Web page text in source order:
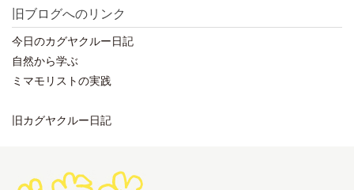
旧ブログへのリンク
今日のカグヤクルー日記
自然から学ぶ
ミマモリストの実践
旧カグヤクルー日記